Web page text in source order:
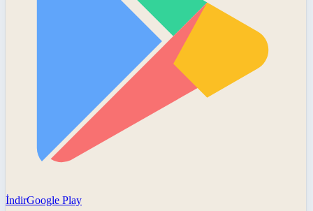
İndirGoogle Play